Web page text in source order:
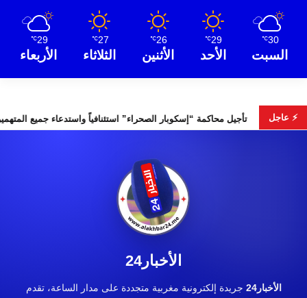
30
℃
السبت
29
℃
الأحد
26
℃
الأثنين
27
℃
الثلاثاء
29
℃
الأربعاء
⚡ عاجلالتشريعية تأجيل محاكمة “إسكوبار الصحراء” استئنافياً
الأخبار24
الأخبار24
جريدة إلكترونية مغربية متجددة على مدار الساعة، تقدم